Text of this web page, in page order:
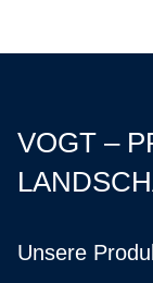
VOGT –
Unsere